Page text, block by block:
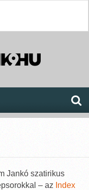
Jankó szatirikus
– az Index